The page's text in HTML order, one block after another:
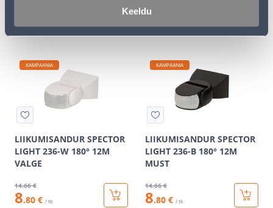
Keeldu
5
9 .32 €
5
KAMPAANIA
LIIKUMISANDUR SPECTOR
LIGHT 236-W 180° 12M
VALGE
14.66 €
8.80 € / tk
KAMPAANIA
LIIKUMISANDUR SPECTOR
LIGHT 236-B 180° 12M
MUST
14.66 €
8.80 € / tk